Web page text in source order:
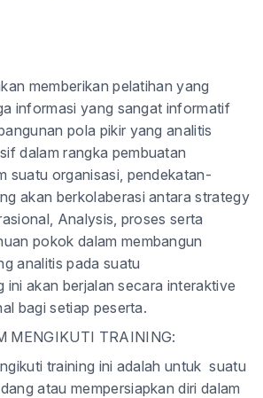
memberikan pelatihan yang
informasi yang sangat informatif
pola pikir yang analitis
dalam rangka pembuatan
suatu organisasi, pendekatan-
akan berkolaberasi antara strategy
Analysis, proses serta
pokok dalam membangun
analitis pada suatu
ini akan berjalan secara interaktive
bagi setiap peserta.
MENGIKUTI TRAINING:
training ini adalah untuk suatu
atau mempersiapkan diri dalam